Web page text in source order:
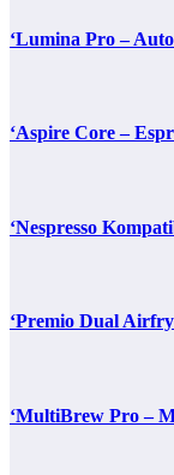
‘Lumina Pro –
‘Aspire Core –
‘Nespresso
‘Premio Dual
‘MultiBrew Pro –